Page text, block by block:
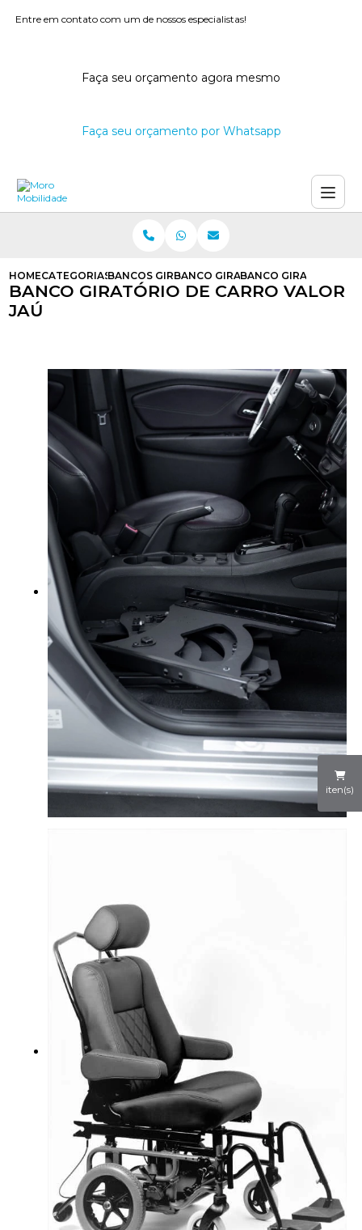
Entre em contato com um de nossos especialistas!
Faça seu orçamento agora mesmo
Faça seu orçamento por Whatsapp
iten(s)
HOMECATEGORIASBANCOS GIRATORIOS PARA CARROS
BANCO GIRATORIO PARA SPIN
BANCO GIRATORIO
BANCO GIRATÓRIO DE CARRO VALOR
JAÚ